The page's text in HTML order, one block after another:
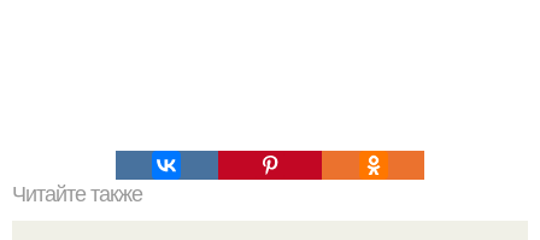
Читайте также